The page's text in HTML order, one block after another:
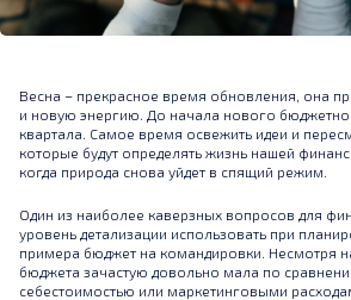
Весна – прекрасное время обновления, она
и новую энергию. До начала нового
квартала. Самое время освежить идеи и
которые будут определять жизнь нашей
когда природа снова уйдет в спящий режим.
Один из наиболее каверзных вопросов для
уровень детализации использовать при
примера бюджет на командировки. Несмотря на
бюджета зачастую довольно мала по
себестоимостью или маркетинговыми